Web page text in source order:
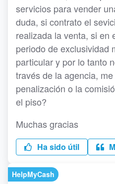
servicios para vender
duda, si contrato el
realizada la venta, si en
periodo de exclusividad
particular y por lo tanto
través de la agencia,
penalización o la
el piso?
Muchas gracias
Ha sido útil
HelpMyCash